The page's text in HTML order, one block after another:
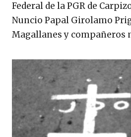
Federal de la PGR de
Nuncio Papal Girolamo
Magallanes y compañeros